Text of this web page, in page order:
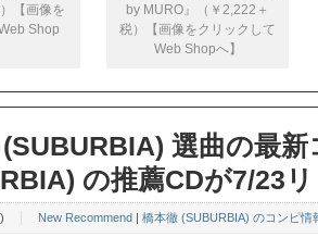
【画像を
Shop
by MURO』（￥2,222＋
税）【画像をクリックして
Web Shopへ】
選曲の最
の推薦CDが7/23
New Recommend | 橋本徹 (SUBURBIA) のコンピ情